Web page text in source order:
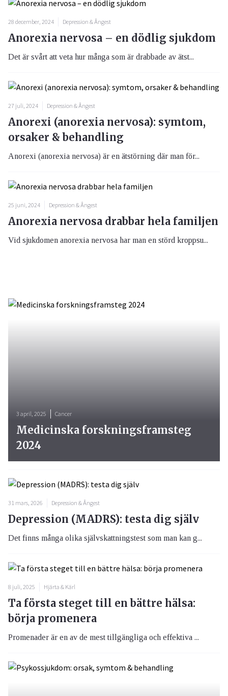
28 december, 2024 Depression & Ångest
Anorexia nervosa – en dödlig sjukdom
Det är svårt att veta hur många som är drabbade av ätst...
27 juli, 2024 Depression & Ångest
Anorexi (anorexia nervosa): symtom,
orsaker & behandling
Anorexi (anorexia nervosa) är en ätstörning där man för...
25 juni, 2024 Depression & Ångest
Anorexia nervosa drabbar hela familjen
Vid sjukdomen anorexia nervosa har man en störd kroppsu...
31 mars, 2026 Depression & Ångest
Depression (MADRS): testa dig själv
Det finns många olika självskattningstest som man kan g...
8 juli, 2025 Hjärta & Kärl
Ta första steget till en bättre hälsa:
börja promenera
Promenader är en av de mest tillgängliga och effektiva ...
3 april, 2025 Cancer
Medicinska forskningsframsteg
2024